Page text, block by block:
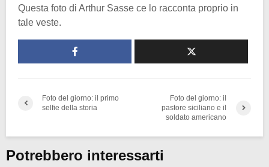
Questa foto di Arthur Sasse ce lo racconta proprio in
tale veste.
Foto del giorno: il primo
selfie della storia
Foto del giorno: il
pastore siciliano e il
soldato americano
Potrebbero interessarti